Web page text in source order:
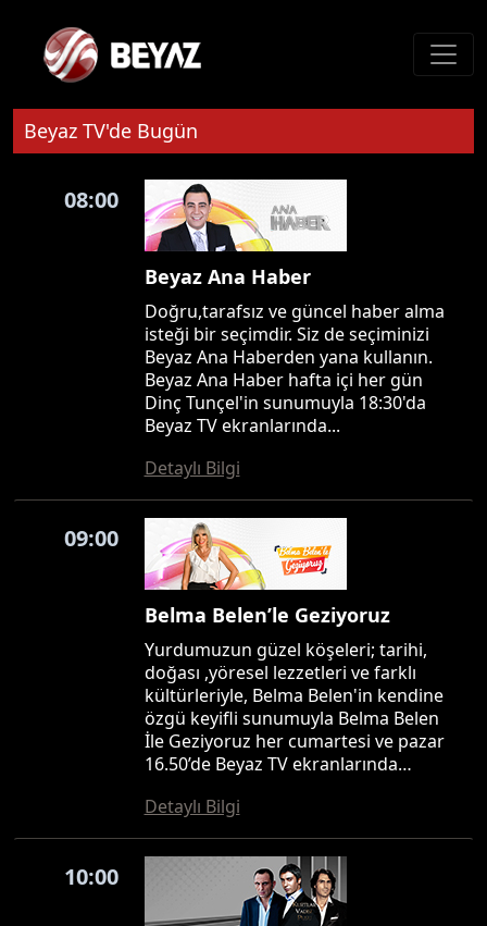
Beyaz TV'de Bugün
08:00
Beyaz Ana Haber
Doğru,tarafsız ve güncel haber alma
isteği bir seçimdir. Siz de seçiminizi
Beyaz Ana Haberden yana kullanın.
Beyaz Ana Haber hafta içi her gün
Dinç Tunçel'in sunumuyla 18:30'da
Beyaz TV ekranlarında...
Detaylı Bilgi
09:00
Belma Belen’le Geziyoruz
Yurdumuzun güzel köşeleri; tarihi,
doğası ,yöresel lezzetleri ve farklı
kültürleriyle, Belma Belen'in kendine
özgü keyifli sunumuyla Belma Belen
İle Geziyoruz her cumartesi ve pazar
16.50’de Beyaz TV ekranlarında…
Detaylı Bilgi
10:00